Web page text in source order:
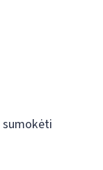
sumokėti